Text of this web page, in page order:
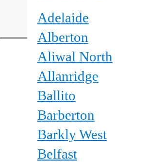
Adelaide
Alberton
Aliwal North
Allanridge
Ballito
Barberton
Barkly West
Belfast